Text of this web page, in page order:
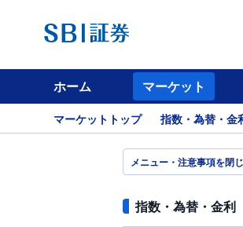
ホーム マーケット
マーケットトップ 指数・為替・金
メニュー・注意事項を閉
指数・為替・金利